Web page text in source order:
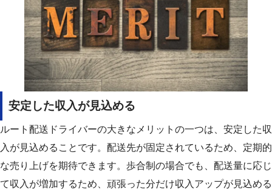
安定した収入が見込める
ルート配送ドライバーの大きなメリットの一つは、安定した収
入が見込めることです。 配送先が固定されているため、定期的
な売り上げを期待できます。 歩合制の場合でも、配送量に応じ
て収入が増加するため、頑張った分だけ収入アップが見込める